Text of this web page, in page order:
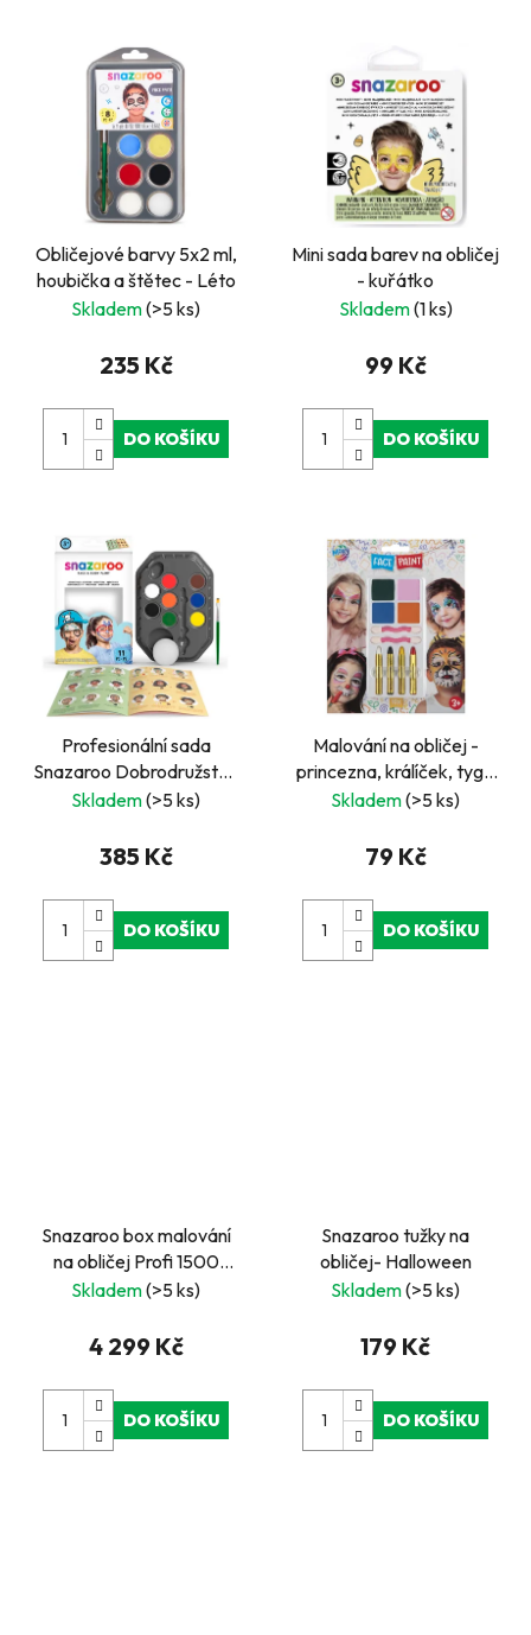
Obličejové barvy 5x2 ml,
houbička a štětec - Léto
Skladem(>5 ks)
235 Kč
DO KOŠÍKU
Mini sada barev na obličej
- kuřátko
Skladem(1 ks)
99 Kč
DO KOŠÍKU
Profesionální sada
Snazaroo Dobrodružství-
Barvy na obličej pro děti,
Skladem(>5 ks)
385 Kč
DO KOŠÍKU
Malování na obličej -
princezna, králíček, tygr,
víla
Skladem(>5 ks)
79 Kč
DO KOŠÍKU
Snazaroo box malování
na obličej Profi 1500
obličejů
Skladem(>5 ks)
4 299 Kč
DO KOŠÍKU
Snazaroo tužky na
obličej- Halloween
Skladem(>5 ks)
179 Kč
DO KOŠÍKU